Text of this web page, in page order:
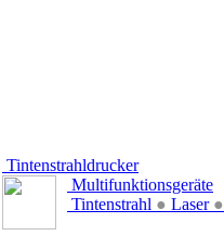
Tintenstrahldrucker
Multifunktionsgeräte
Tintenstrahl ● Laser ●